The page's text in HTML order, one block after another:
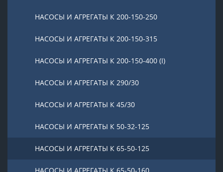
НАСОСЫ И АГРЕГАТЫ К 200-150-250
НАСОСЫ И АГРЕГАТЫ К 200-150-315
НАСОСЫ И АГРЕГАТЫ К 200-150-400 (I)
НАСОСЫ И АГРЕГАТЫ К 290/30
НАСОСЫ И АГРЕГАТЫ К 45/30
НАСОСЫ И АГРЕГАТЫ К 50-32-125
НАСОСЫ И АГРЕГАТЫ К 65-50-125
НАСОСЫ И АГРЕГАТЫ К 65-50-160